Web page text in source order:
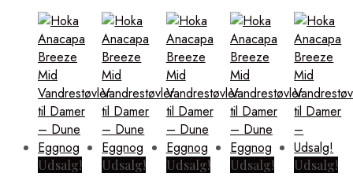
Udsalg! Udsalg! Udsalg! Udsalg! Udsalg!